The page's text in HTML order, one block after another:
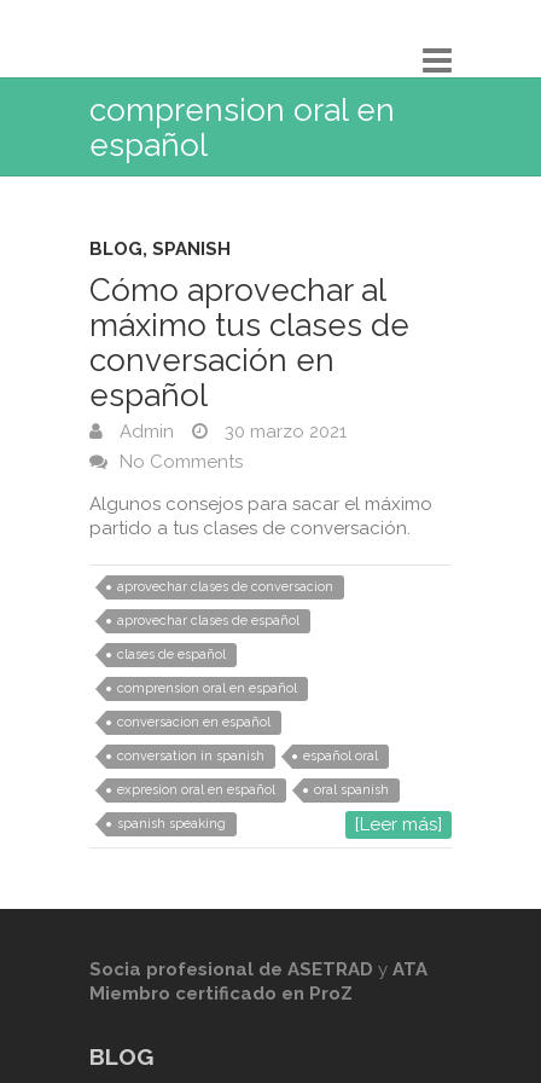
comprension oral en
español
BLOG, SPANISH
Cómo aprovechar al
máximo tus clases de
conversación en
español
Admin
30 marzo 2021
No Comments
Algunos consejos para sacar el máximo
partido a tus clases de conversación. ⁣
aprovechar clases de conversacion
aprovechar clases de español
clases de español
comprension oral en español
conversacion en español
conversation in spanish español oral
expresion oral en español oral spanish
spanish speaking [Leer más]
Socia profesional de ASETRAD y ATA
Miembro certificado en ProZ
BLOG